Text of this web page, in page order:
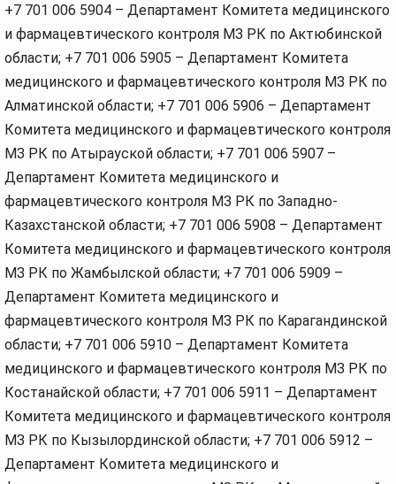
+7 701 006 5904 – Департамент Комитета медицинского
и фармацевтического контроля МЗ РК по Актюбинской
области; +7 701 006 5905 – Департамент Комитета
медицинского и фармацевтического контроля МЗ РК по
Алматинской области; +7 701 006 5906 – Департамент
Комитета медицинского и фармацевтического контроля
МЗ РК по Атырауской области; +7 701 006 5907 –
Департамент Комитета медицинского и
фармацевтического контроля МЗ РК по Западно-
Казахстанской области; +7 701 006 5908 – Департамент
Комитета медицинского и фармацевтического контроля
МЗ РК по Жамбылской области; +7 701 006 5909 –
Департамент Комитета медицинского и
фармацевтического контроля МЗ РК по Карагандинской
области; +7 701 006 5910 – Департамент Комитета
медицинского и фармацевтического контроля МЗ РК по
Костанайской области; +7 701 006 5911 – Департамент
Комитета медицинского и фармацевтического контроля
МЗ РК по Кызылординской области; +7 701 006 5912 –
Департамент Комитета медицинского и